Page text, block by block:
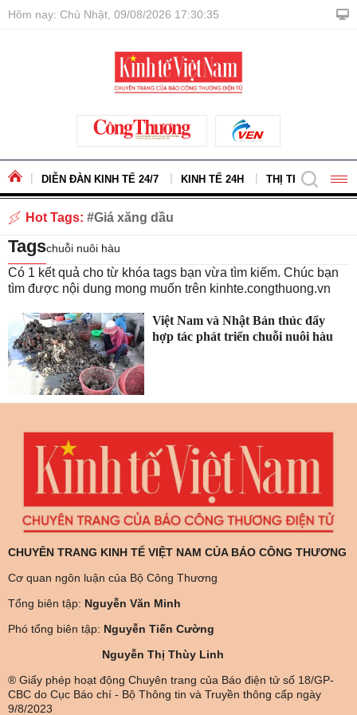
Hôm nay: Chủ Nhật, 09/08/2026 17:30:35
DIỄN ĐÀN KINH TẾ 24/7 KINH TẾ 24H THỊ TRƯỜNG -
Hot Tags: Giá xăng dầu
Tagschuỗi nuôi hàu
Có 1 kết quả cho từ khóa tags bạn vừa tìm kiếm. Chúc bạn
tìm được nội dung mong muốn trên kinhte.congthuong.vn
Việt Nam và Nhật Bản thúc đẩy
hợp tác phát triển chuỗi nuôi hàu
CHUYÊN TRANG KINH TẾ VIỆT NAM CỦA BÁO CÔNG THƯƠNG
Cơ quan ngôn luận của Bộ Công Thương
Tổng biên tập: Nguyễn Văn Minh
Phó tổng biên tập: Nguyễn Tiến Cường
Nguyễn Thị Thùy Linh
® Giấy phép hoạt động Chuyên trang của Báo điện tử số 18/GP-
CBC do Cục Báo chí - Bộ Thông tin và Truyền thông cấp ngày
9/8/2023